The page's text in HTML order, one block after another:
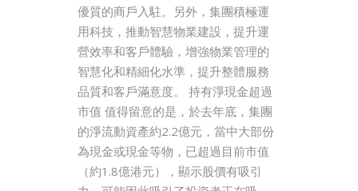
優質的商戶入駐。另外，集團積極運
用科技，推動智慧物業建設，提升運
營效率和客戶體驗，增強物業管理的
智慧化和精細化水準，提升整體服務
品質和客戶滿意度。 持有淨現金超過
市值 值得留意的是，於去年底，集團
的淨流動資產約2.2億元，當中大部份
為現金或現金等物，已超過目前市值
（約1.8億港元），顯示股價有吸引